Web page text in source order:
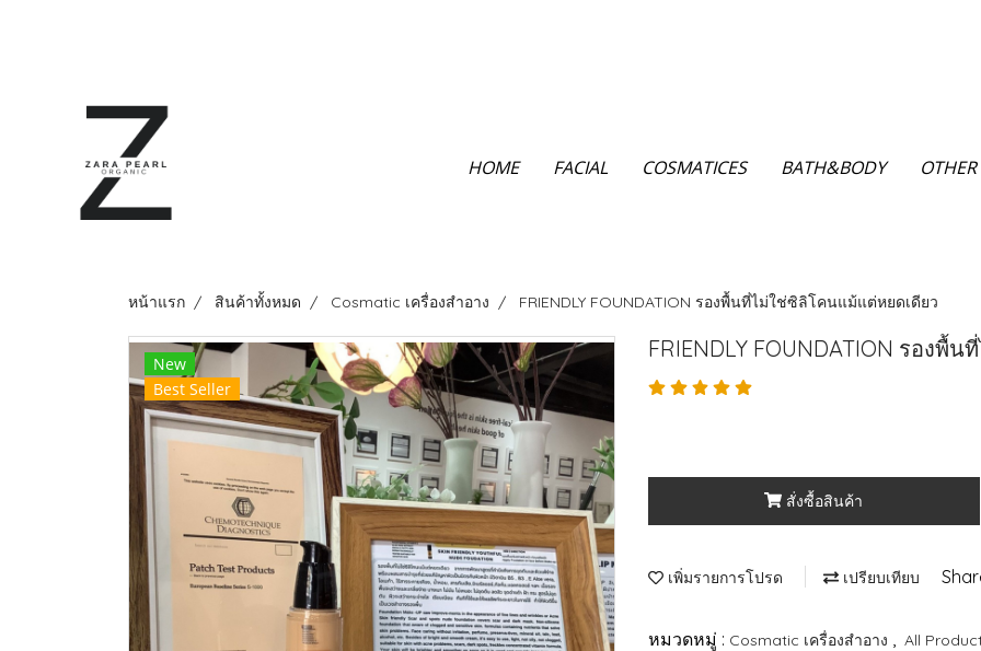
HOME FACIAL COSMATICES BATH&BODY
หน้าแรก สินค้าทั้งหมด Cosmatic เครื่องสำอาง FRIENDLY FOUNDATION รองพื้นที่ไม่ใช่ซิลิโคนแม้แต่หยดเดียว
New
Best Seller
FRIENDLY FOUNDATION รอง
สั่งซื้อสินค้า
เพิ่มรายการโปรด เปรียบเทียบ
หมวดหมู่ : Cosmatic เครื่องสำอาง All